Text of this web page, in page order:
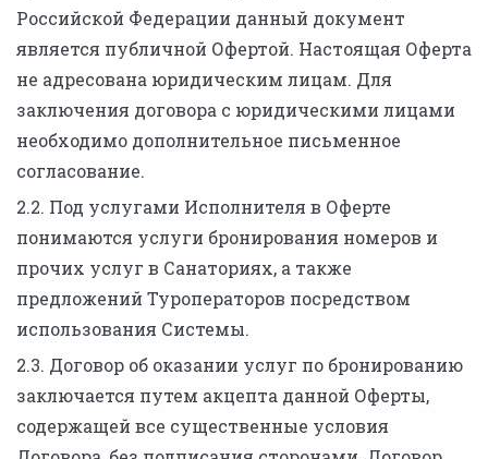
Российской Федерации данный документ
является публичной Офертой. Настоящая Оферта
не адресована юридическим лицам. Для
заключения договора с юридическими лицами
необходимо дополнительное письменное
согласование.
2.2. Под услугами Исполнителя в Оферте
понимаются услуги бронирования номеров и
прочих услуг в Санаториях, а также
предложений Туроператоров посредством
использования Системы.
2.3. Договор об оказании услуг по бронированию
заключается путем акцепта данной Оферты,
содержащей все существенные условия